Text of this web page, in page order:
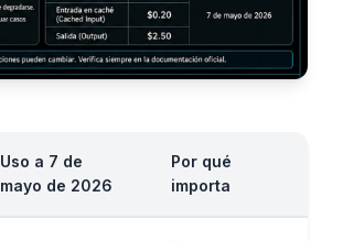
Uso a 7 de
mayo de 2026
Por qué
importa